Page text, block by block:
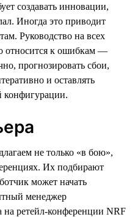
создавать инновации,
Иногда это приводит
Руководство на всех
относится к ошибкам —
прогнозировать сбои,
и оставлять
конфигурации.
не только «в бою»,
Их подбирают
может начать
менеджер
ретейл-конференции NRF